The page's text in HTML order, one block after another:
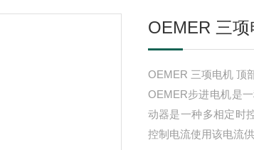
OEMER 三
OEMER 三项电机 顶
OEMER步进电机是
动器是一种多相定时
控制电流使用该电流供